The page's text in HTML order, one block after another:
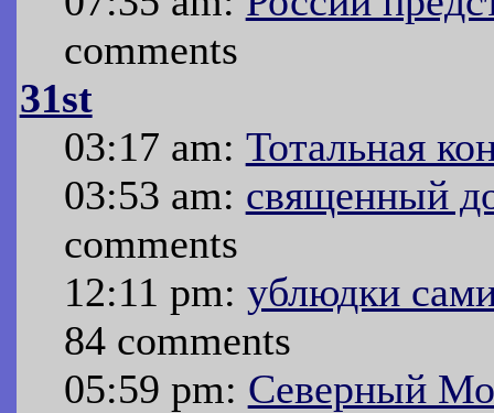
comments
31st
03:17 am: Тотальная
03:53 am: священный
comments
12:11 pm: ублюдки
84 comments
05:59 pm: Северный